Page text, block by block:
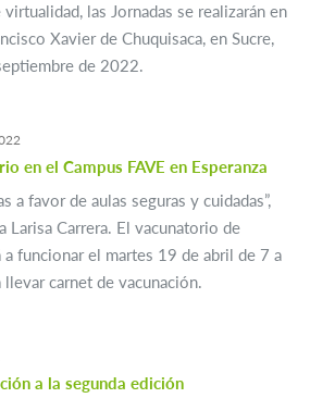
las Jornadas se realizarán en
Xavier de Chuquisaca, en Sucre,
de 2022.
en el Campus FAVE en Esperanza
a favor de aulas seguras y cuidadas”,
Larisa Carrera. El vacunatorio de
a funcionar el martes 19 de abril de 7 a
carnet de vacunación.
a la segunda edición